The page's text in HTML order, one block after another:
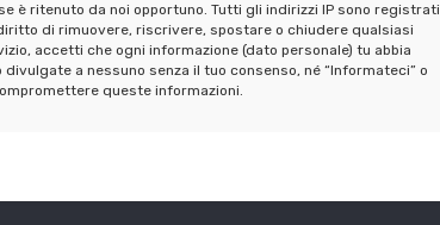
è ritenuto da noi opportuno. Tutti gli indirizzi IP sono registrati
di rimuovere, riscrivere, spostare o chiudere qualsiasi
accetti che ogni informazione (dato personale) tu abbia
a nessuno senza il tuo consenso, né “Informateci” o
queste informazioni.